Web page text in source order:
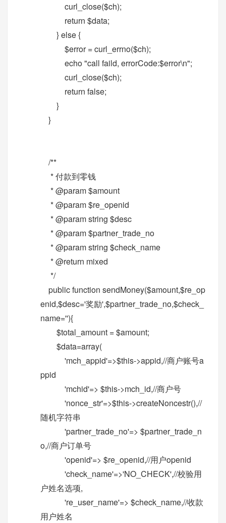
curl_close($ch);
return $data;
} else {
$error = curl_errno($ch);
echo "call faild, errorCode:$error\n";
curl_close($ch);
return false;
}
}
/**
* 付款到零钱
* @param $amount
* @param $re_openid
* @param string $desc
* @param $partner_trade_no
* @param string $check_name
* @return mixed
*/
public function sendMoney($amount,$re_op
enid,$desc='奖励',$partner_trade_no,$check_
name=''){
$total_amount = $amount;
$data=array(
'mch_appid'=>$this->appid,//商户账号a
ppid
'mchid'=> $this->mch_id,//商户号
'nonce_str'=>$this->createNoncestr(),//
随机字符串
'partner_trade_no'=> $partner_trade_n
o,//商户订单号
'openid'=> $re_openid,//用户openid
'check_name'=>'NO_CHECK',//校验用
户姓名选项,
're_user_name'=> $check_name,//收款
用户姓名